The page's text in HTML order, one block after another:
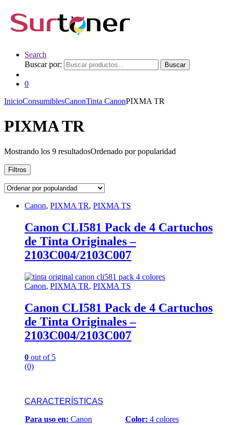
Search
Buscar por:
Buscar
0
InicioConsumiblesCanonTinta CanonPIXMA TR
PIXMA TR
Mostrando los 9 resultadosOrdenado por popularidad
Filtros
Canon, PIXMA TR, PIXMA TS
Canon CLI581 Pack de 4 Cartuchos
de Tinta Originales –
2103C004/2103C007
Canon, PIXMA TR, PIXMA TS
Canon CLI581 Pack de 4 Cartuchos
de Tinta Originales –
2103C004/2103C007
0 out of 5
(0)
CARACTERÍSTICAS
Para uso en: Canon Color: 4 colores